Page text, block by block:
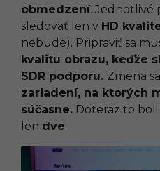
obmedzení. Jednotlivé
sledovať len v HD
nebude). Pripraviť sa
kvalitu obrazu, keďže
SDR podporu. Zmena
zariadení, na ktorých
súčasne. Doteraz to
len dve.